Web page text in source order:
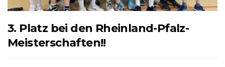
3. Platz bei den Rheinland-Pfalz-
Meisterschaften!!